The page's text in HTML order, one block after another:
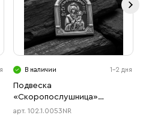
В наличии 1-2 дня
Подвеска
«Скоропослушница»
чернение, родий
арт. 102.1.0053NR